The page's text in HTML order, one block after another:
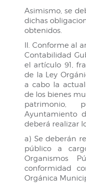
Asimismo, se
dichas
obtenidos.
II. Conforme al
Contabilidad
el artículo 91,
de la Ley
a cabo la
de los bienes
patrimonio,
Ayuntamiento
deberá realizar
a) Se deberán
público a
Organismos
conformidad
Orgánica